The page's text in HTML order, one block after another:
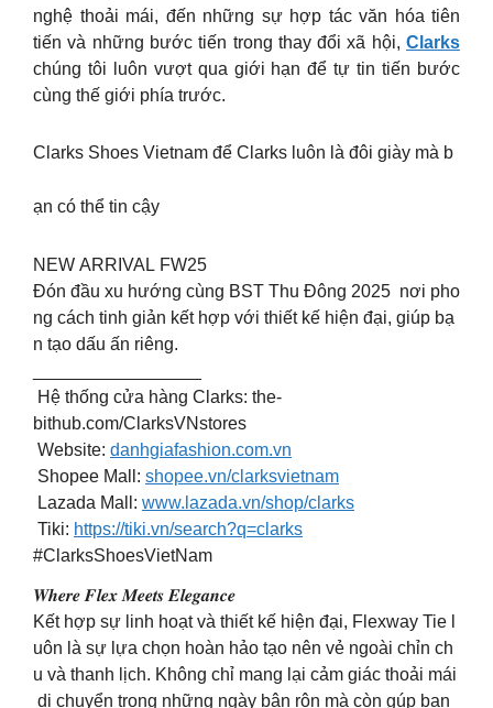
nghệ thoải mái, đến những sự hợp tác văn hóa tiên
tiến và những bước tiến trong thay đổi xã hội, Clarks
chúng tôi luôn vượt qua giới hạn để tự tin tiến bước
cùng thế giới phía trước.
Clarks Shoes Vietnam để Clarks luôn là đôi giày mà b
ạn có thể tin cậy
NEW ARRIVAL FW25
Đón đầu xu hướng cùng BST Thu Đông 2025 nơi pho
ng cách tinh giản kết hợp với thiết kế hiện đại, giúp bạ
n tạo dấu ấn riêng.
Hệ thống cửa hàng Clarks: the-
bithub.com/ClarksVNstores
Website: danhgiafashion.com.vn
Shopee Mall: shopee.vn/clarksvietnam
Lazada Mall: www.lazada.vn/shop/clarks
️ Tiki: https://tiki.vn/search?q=clarks
#ClarksShoesVietNam
𝑾𝒉𝒆𝒓𝒆 𝑭𝒍𝒆𝒙 𝑴𝒆𝒆𝒕𝒔 𝑬𝒍𝒆𝒈𝒂𝒏𝒄𝒆
Kết hợp sự linh hoạt và thiết kế hiện đại, Flexway Tie l
uôn là sự lựa chọn hoàn hảo tạo nên vẻ ngoài chỉn ch
u và thanh lịch. Không chỉ mang lại cảm giác thoải mái
di chuyển trong những ngày bận rộn mà còn gúp bạn